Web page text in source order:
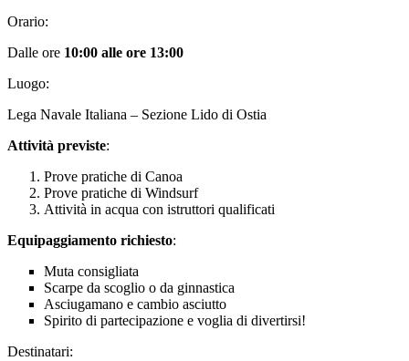
Orario:
Dalle ore 10:00 alle ore 13:00
Luogo:
Lega Navale Italiana – Sezione Lido di Ostia
Attività previste:
Prove pratiche di Canoa
Prove pratiche di Windsurf
Attività in acqua con istruttori qualificati
Equipaggiamento richiesto:
Muta consigliata
Scarpe da scoglio o da ginnastica
Asciugamano e cambio asciutto
Spirito di partecipazione e voglia di divertirsi!
Destinatari: